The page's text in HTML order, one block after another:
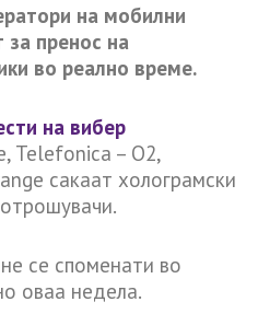
на мобилни
за пренос на
во реално време.
на вибер
Telefonica – O2,
сакаат холограмски
се споменати во
оваа недела.